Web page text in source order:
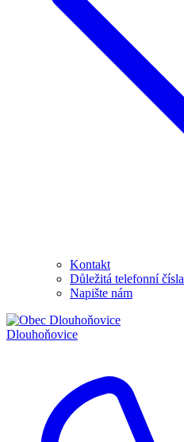
Kontakt
Důležitá telefonní čísla
Napište nám
Dlouhoňovice